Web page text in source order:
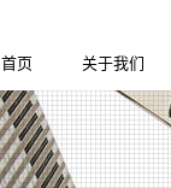
首页 关于我们